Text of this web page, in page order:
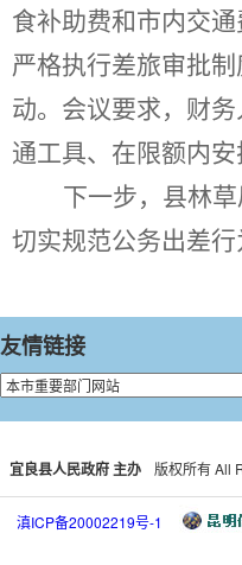
食补助费和市内交
严格执行差旅审批
动。会议要求，财
通工具、在限额内
下一步，县林
切实规范公务出差行
友情链接
宜良县人民政府 主办 版权所有 All
滇ICP备20002219号-1